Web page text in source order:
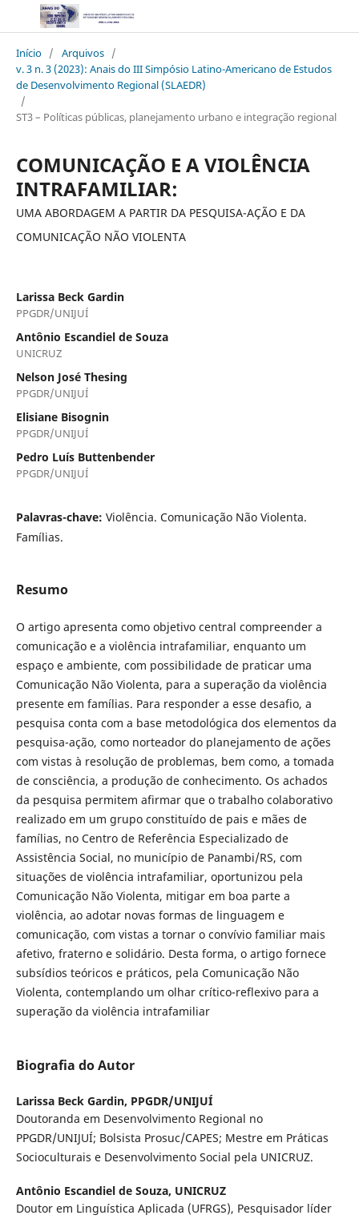
Início / Arquivos /
v. 3 n. 3 (2023): Anais do III Simpósio Latino-Americano de Estudos
de Desenvolvimento Regional (SLAEDR)
/
ST3 – Políticas públicas, planejamento urbano e integração regional
COMUNICAÇÃO E A VIOLÊNCIA
INTRAFAMILIAR:
UMA ABORDAGEM A PARTIR DA PESQUISA-AÇÃO E DA
COMUNICAÇÃO NÃO VIOLENTA
Larissa Beck Gardin
PPGDR/UNIJUÍ
Antônio Escandiel de Souza
UNICRUZ
Nelson José Thesing
PPGDR/UNIJUÍ
Elisiane Bisognin
PPGDR/UNIJUÍ
Pedro Luís Buttenbender
PPGDR/UNIJUÍ
Palavras-chave: Violência. Comunicação Não Violenta.
Famílias.
Resumo
O artigo apresenta como objetivo central compreender a
comunicação e a violência intrafamiliar, enquanto um
espaço e ambiente, com possibilidade de praticar uma
Comunicação Não Violenta, para a superação da violência
presente em famílias. Para responder a esse desafio, a
pesquisa conta com a base metodológica dos elementos da
pesquisa-ação, como norteador do planejamento de ações
com vistas à resolução de problemas, bem como, a tomada
de consciência, a produção de conhecimento. Os achados
da pesquisa permitem afirmar que o trabalho colaborativo
realizado em um grupo constituído de pais e mães de
famílias, no Centro de Referência Especializado de
Assistência Social, no município de Panambi/RS, com
situações de violência intrafamiliar, oportunizou pela
Comunicação Não Violenta, mitigar em boa parte a
violência, ao adotar novas formas de linguagem e
comunicação, com vistas a tornar o convívio familiar mais
afetivo, fraterno e solidário. Desta forma, o artigo fornece
subsídios teóricos e práticos, pela Comunicação Não
Violenta, contemplando um olhar crítico-reflexivo para a
superação da violência intrafamiliar
Biografia do Autor
Larissa Beck Gardin, PPGDR/UNIJUÍ
Doutoranda em Desenvolvimento Regional no
PPGDR/UNIJUÍ; Bolsista Prosuc/CAPES; Mestre em Práticas
Socioculturais e Desenvolvimento Social pela UNICRUZ.
Antônio Escandiel de Souza, UNICRUZ
Doutor em Linguística Aplicada (UFRGS), Pesquisador líder